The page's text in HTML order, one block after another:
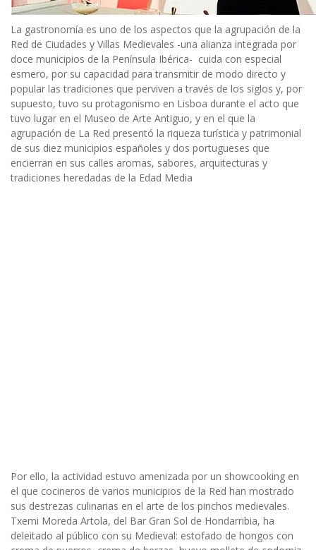
La gastronomía es uno de los aspectos que la agrupación de la
Red de Ciudades y Villas Medievales -una alianza integrada por
doce municipios de la Península Ibérica- cuida con especial
esmero, por su capacidad para transmitir de modo directo y
popular las tradiciones que perviven a través de los siglos y, por
supuesto, tuvo su protagonismo en Lisboa durante el acto que
tuvo lugar en el Museo de Arte Antiguo, y en el que la
agrupación de La Red presentó la riqueza turística y patrimonial
de sus diez municipios españoles y dos portugueses que
encierran en sus calles aromas, sabores, arquitecturas y
tradiciones heredadas de la Edad Media
Por ello, la actividad estuvo amenizada por un showcooking en
el que cocineros de varios municipios de la Red han mostrado
sus destrezas culinarias en el arte de los pinchos medievales.
Txemi Moreda Artola, del Bar Gran Sol de Hondarribia, ha
deleitado al público con su Medieval: estofado de hongos con